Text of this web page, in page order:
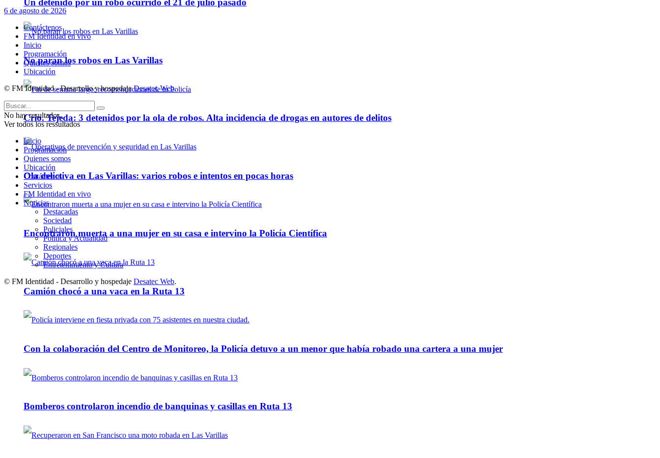
Un detenido por un robo ocurrido el 21 de julio pasado
No paran los robos en Las Varillas
Crio. Tejeda: 3 detenidos por la ola de robos. Alta incidencia de drogas en autores de delitos
Ola delictiva en Las Varillas: varios robos e intentos en pocas horas
Encontraron muerta a una mujer en su casa e intervino la Policía Científica
Camión chocó a una vaca en la Ruta 13
Con la colaboración del Centro de Monitoreo, la Policía detuvo a un menor que había robado una cartera a una mujer
Bomberos controlaron incendio de banquinas y casillas en Ruta 13
6 de agosto de 2026
Contáctenos
FM Identidad en vivo
Inicio
Programación
Quienes somos
Ubicación
© FM Identidad - Desarrollo y hospedajeDesatec Web.
No hay resultados.
Ver todos los ressultados
Inicio
Programación
Quienes somos
Ubicación
Contáctenos
Servicios
FM Identidad en vivo
Noticias
Destacadas
Sociedad
Policiales
Política y Actualidad
Regionales
Deportes
Entretenimiento y Cultura
© FM Identidad - Desarrollo y hospedaje Desatec Web.